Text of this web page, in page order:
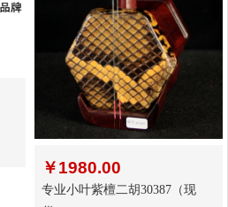
￥1980.00
专业小叶紫檀二胡30387（现